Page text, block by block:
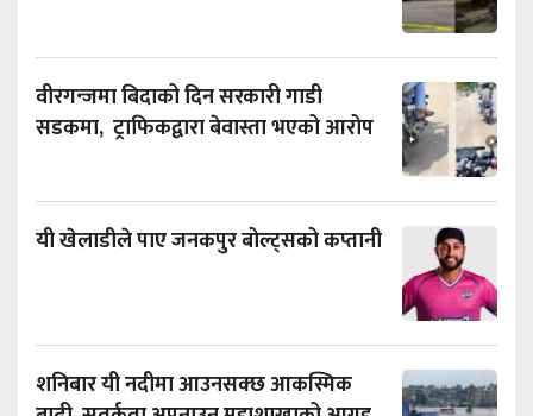
वीरगन्जमा बिदाको दिन सरकारी गाडी
सडकमा, ट्राफिकद्वारा बेवास्ता भएको आरोप
यी खेलाडीले पाए जनकपुर बोल्ट्सको कप्तानी
शनिबार यी नदीमा आउनसक्छ आकस्मिक